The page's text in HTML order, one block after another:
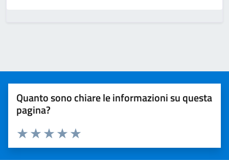
Quanto sono chiare le informazioni su questa
pagina?
Valuta da 1 a 5 stelle la pagina
Valuta 5 stelle su 5
Valuta 4 stelle su 5
Valuta 3 stelle su 5
Valuta 2 stelle su 5
Valuta 1 stelle su 5